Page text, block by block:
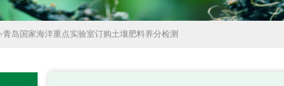
青岛国家海洋重点实验室订购土壤肥料养分检测